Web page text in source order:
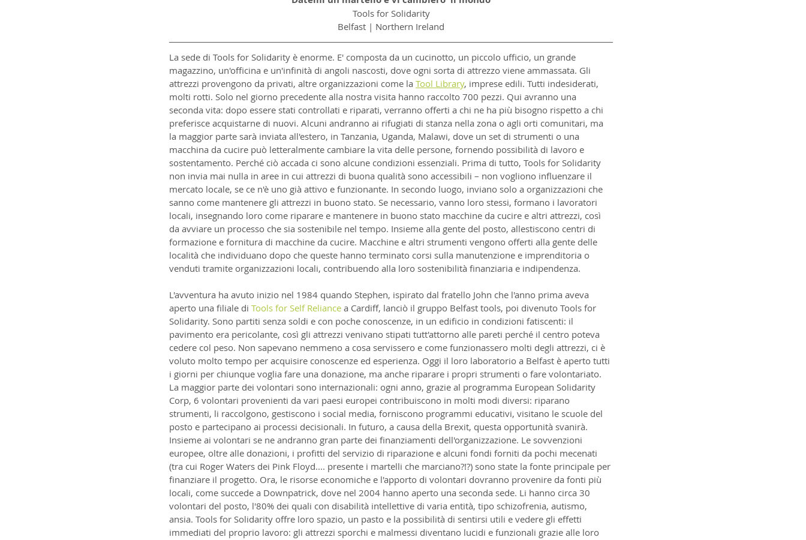
Tools for Solidarity
Belfast | Northern Ireland
La sede di Tools for Solidarity è enorme. E' composta da un cucinotto, un piccolo ufficio, un grande
magazzino, un'officina e un'infinità di angoli nascosti, dove ogni sorta di attrezzo viene ammassata. Gli
attrezzi provengono da privati, altre organizzazioni come la Tool Library, imprese edili. Tutti indesiderati,
molti rotti. Solo nel giorno precedente alla nostra visita hanno raccolto 700 pezzi. Qui avranno una
seconda vita: dopo essere stati controllati e riparati, verranno offerti a chi ne ha più bisogno rispetto a chi
preferisce acquistarne di nuovi. Alcuni andranno ai rifugiati di stanza nella zona o agli orti comunitari, ma
la maggior parte sarà inviata all'estero, in Tanzania, Uganda, Malawi, dove un set di strumenti o una
macchina da cucire può letteralmente cambiare la vita delle persone, fornendo possibilità di lavoro e
sostentamento. Perché ciò accada ci sono alcune condizioni essenziali. Prima di tutto, Tools for Solidarity
non invia mai nulla in aree in cui attrezzi di buona qualità sono accessibili – non vogliono influenzare il
mercato locale, se ce n'è uno già attivo e funzionante. In secondo luogo, inviano solo a organizzazioni che
sanno come mantenere gli attrezzi in buono stato. Se necessario, vanno loro stessi, formano i lavoratori
locali, insegnando loro come riparare e mantenere in buono stato macchine da cucire e altri attrezzi, così
da avviare un processo che sia sostenibile nel tempo. Insieme alla gente del posto, allestiscono centri di
formazione e fornitura di macchine da cucire. Macchine e altri strumenti vengono offerti alla gente delle
località che individuano dopo che queste hanno terminato corsi sulla manutenzione e imprenditoria o
venduti tramite organizzazioni locali, contribuendo alla loro sostenibilità finanziaria e indipendenza.
L'avventura ha avuto inizio nel 1984 quando Stephen, ispirato dal fratello John che l'anno prima aveva
aperto una filiale di Tools for Self Reliance a Cardiff, lanciò il gruppo Belfast tools, poi divenuto Tools for
Solidarity. Sono partiti senza soldi e con poche conoscenze, in un edificio in condizioni fatiscenti: il
pavimento era pericolante, così gli attrezzi venivano stipati tutt'attorno alle pareti perché il centro poteva
cedere col peso. Non sapevano nemmeno a cosa servissero e come funzionassero molti degli attrezzi, ci è
voluto molto tempo per acquisire conoscenze ed esperienza. Oggi il loro laboratorio a Belfast è aperto tutti
i giorni per chiunque voglia fare una donazione, ma anche riparare i propri strumenti o fare volontariato.
La maggior parte dei volontari sono internazionali: ogni anno, grazie al programma European Solidarity
Corp, 6 volontari provenienti da vari paesi europei contribuiscono in molti modi diversi: riparano
strumenti, li raccolgono, gestiscono i social media, forniscono programmi educativi, visitano le scuole del
posto e partecipano ai processi decisionali. In futuro, a causa della Brexit, questa opportunità svanirà.
Insieme ai volontari se ne andranno gran parte dei finanziamenti dell'organizzazione. Le sovvenzioni
europee, oltre alle donazioni, i profitti del servizio di riparazione e alcuni fondi forniti da pochi mecenati
(tra cui Roger Waters dei Pink Floyd.... presente i martelli che marciano?!?) sono state la fonte principale per
finanziare il progetto. Ora, le risorse economiche e l'apporto di volontari dovranno provenire da fonti più
locali, come succede a Downpatrick, dove nel 2004 hanno aperto una seconda sede. Li hanno circa 30
volontari del posto, l'80% dei quali con disabilità intellettive di varia entità, tipo schizofrenia, autismo,
ansia. Tools for Solidarity offre loro spazio, un pasto e la possibilità di sentirsi utili e vedere gli effetti
immediati del proprio lavoro: gli attrezzi sporchi e malmessi diventano lucidi e funzionali grazie alle loro